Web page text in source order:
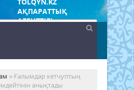
АҚПАРАТТЫҚ
АГЕНТТІГІ
» Ғалымдар кетчуптың
емдейтінін анықтады